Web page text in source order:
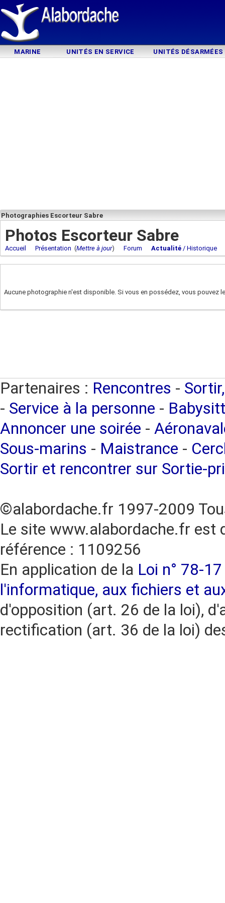
MARINE UNITÉS EN SERVICE UNITÉS DÉSARMÉES
Photographies Escorteur Sabre
Photos Escorteur Sabre
Accueil Présentation (Mettre à jour) Forum Actualité / Historique
Aucune photographie n'est disponible. Si vous en possédez, vous pouvez
Partenaires : Rencontres -
- Service à la personne -
Annoncer une soirée -
Sous-marins - Maistrance -
Sortir et rencontrer sur Sortie-
©alabordache.fr 1997-2009
Le site www.alabordache.fr est
référence : 1109256
En application de la Loi n° 78-
l'informatique, aux fichiers et
d'opposition (art. 26 de la loi),
rectification (art. 36 de la loi)